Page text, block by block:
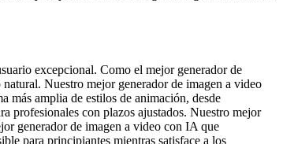
excepcional. Como el mejor generador de
Nuestro mejor generador de imagen a video
más amplia de estilos de animación, desde
profesionales con plazos ajustados. Nuestro mejor
generador de imagen a video con IA que
para principiantes mientras satisface a los